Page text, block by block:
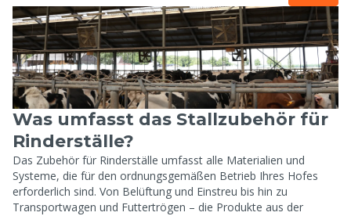
Was umfasst das Stallzubehör für
Rinderställe?
Das Zubehör für Rinderställe umfasst alle Materialien und
Systeme, die für den ordnungsgemäßen Betrieb Ihres Hofes
erforderlich sind. Von Belüftung und Einstreu bis hin zu
Transportwagen und Futtertrögen – die Produkte aus der